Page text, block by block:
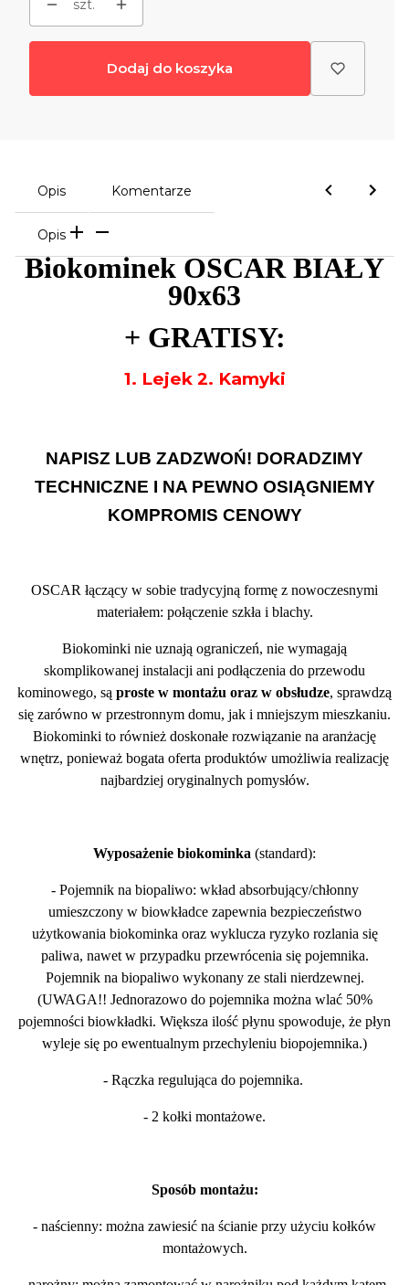
szt.
Dodaj do koszyka
Opis Komentarze
Opis
Biokominek OSCAR BIAŁY
90x63
+ GRATISY:
1. Lejek 2. Kamyki
NAPISZ LUB ZADZWOŃ! DORADZIMY
TECHNICZNE I NA PEWNO OSIĄGNIEMY
KOMPROMIS CENOWY
OSCAR łączący w sobie tradycyjną formę z nowoczesnymi
materiałem: połączenie szkła i blachy.
Biokominki nie uznają ograniczeń, nie wymagają
skomplikowanej instalacji ani podłączenia do przewodu
kominowego, są proste w montażu oraz w obsłudze, sprawdzą
się zarówno w przestronnym domu, jak i mniejszym mieszkaniu.
Biokominki to również doskonałe rozwiązanie na aranżację
wnętrz, ponieważ bogata oferta produktów umożliwia realizację
najbardziej oryginalnych pomysłów.
Wyposażenie biokominka (standard):
- Pojemnik na biopaliwo: wkład absorbujący/chłonny
umieszczony w biowkładce zapewnia bezpieczeństwo
użytkowania biokominka oraz wyklucza ryzyko rozlania się
paliwa, nawet w przypadku przewrócenia się pojemnika.
Pojemnik na biopaliwo wykonany ze stali nierdzewnej.
(UWAGA!! Jednorazowo do pojemnika można wlać 50%
pojemności biowkładki. Większa ilość płynu spowoduje, że płyn
wyleje się po ewentualnym przechyleniu biopojemnika.)
- Rączka regulująca do pojemnika.
- 2 kołki montażowe.
Sposób montażu:
- naścienny: można zawiesić na ścianie przy użyciu kołków
montażowych.